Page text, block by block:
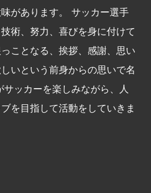
があります。 サッカー選手
術、努力、喜びを身に付けて
ことなる、挨拶、感謝、思い
いという前身からの思いで名
ッカーを楽しみながら、人
を目指して活動をしていきま